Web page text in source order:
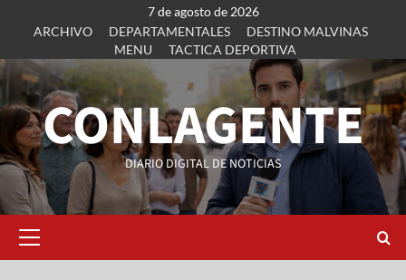
7 de agosto de 2026
ARCHIVO
DEPARTAMENTALES
DESTINO MALVINAS
MENU
TACTICA DEPORTIVA
CONLAGENTE
DIARIO DIGITAL DE NOTICIAS